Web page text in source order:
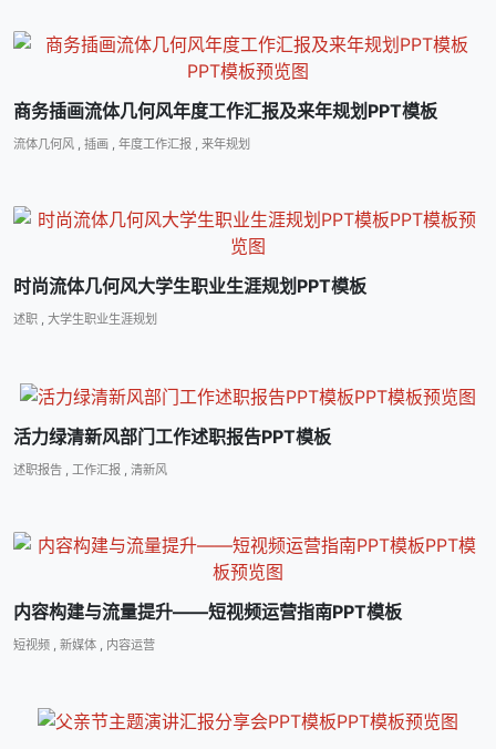
商务插画流体几何风年度工作汇报及来年规划PPT模板
流体几何风 , 插画 , 年度工作汇报 , 来年规划
时尚流体几何风大学生职业生涯规划PPT模板
述职 , 大学生职业生涯规划
活力绿清新风部门工作述职报告PPT模板
述职报告 工作汇报 清新风
内容构建与流量提升――短视频运营指南PPT模板
短视频 新媒体 内容运营